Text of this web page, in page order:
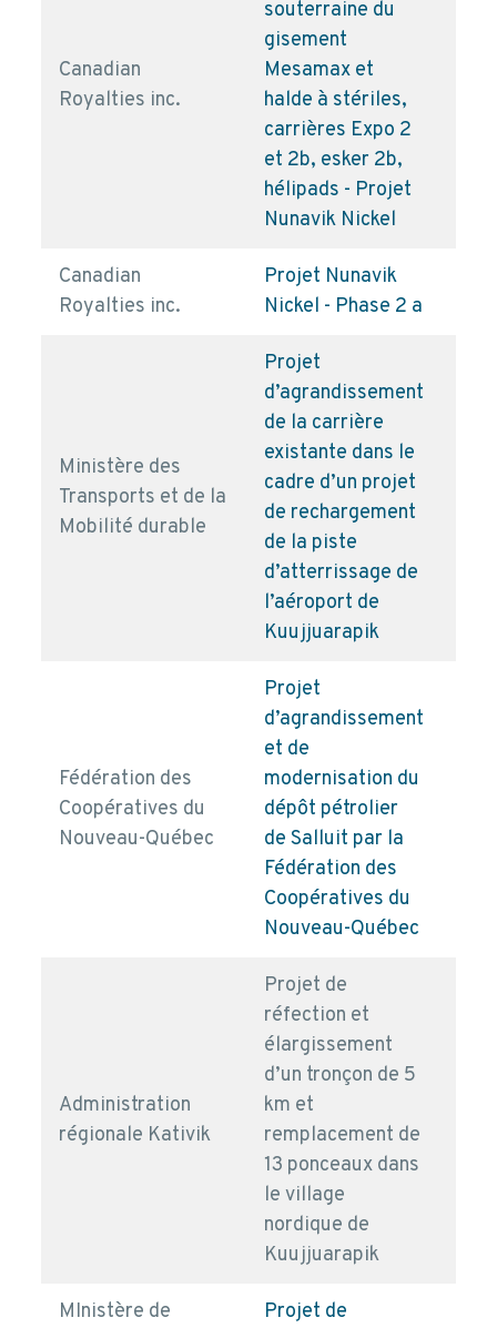
Canadian
Royalties inc.
souterraine du
gisement
Mesamax et
halde à stériles,
carrières Expo 2
et 2b, esker 2b,
hélipads - Projet
Nunavik Nickel
Canadian
Royalties inc.
Projet Nunavik
Nickel - Phase 2 a
Ministère des
Transports et de la
Mobilité durable
Projet
d’agrandissement
de la carrière
existante dans le
cadre d’un projet
de rechargement
de la piste
d’atterrissage de
l’aéroport de
Kuujjuarapik
Fédération des
Coopératives du
Nouveau-Québec
Projet
d’agrandissement
et de
modernisation du
dépôt pétrolier
de Salluit par la
Fédération des
Coopératives du
Nouveau-Québec
Administration
régionale Kativik
Projet de
réfection et
élargissement
d’un tronçon de 5
km et
remplacement de
13 ponceaux dans
le village
nordique de
Kuujjuarapik
MInistère de
Projet de